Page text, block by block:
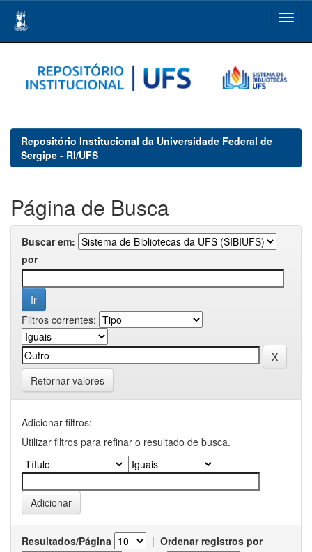
navigation
Repositório Institucional da Universidade Federal de
Sergipe - RI/UFS
Página de Busca
Buscar em:
por
Filtros correntes:
Retornar valores
Adicionar filtros:
Utilizar filtros para refinar o resultado de busca.
Resultados/Página | Ordenar registros por